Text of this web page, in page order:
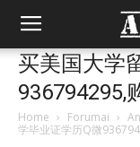
买美国大学
936794295,
Home › Forumai ›
学毕业证学历Q微